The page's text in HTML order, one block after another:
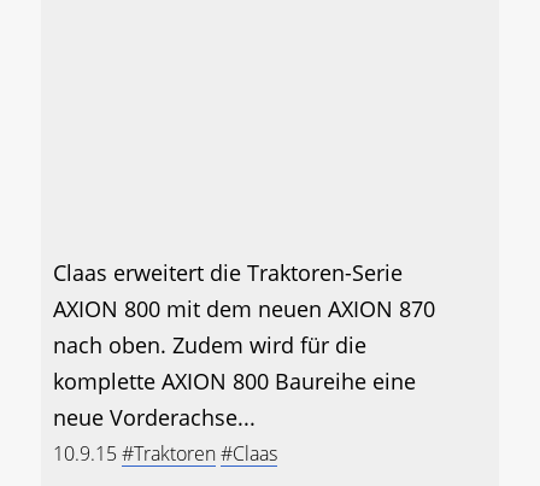
Claas erweitert die Traktoren-Serie
AXION 800 mit dem neuen AXION 870
nach oben. Zudem wird für die
komplette AXION 800 Baureihe eine
neue Vorderachse...
10.9.15#Traktoren#Claas